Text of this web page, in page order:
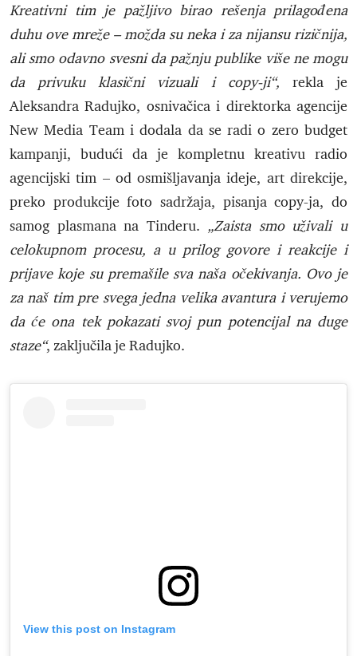
Kreativni tim je pažljivo birao rešenja prilagođena
duhu ove mreže – možda su neka i za nijansu rizičnija,
ali smo odavno svesni da pažnju publike više ne mogu
da privuku klasični vizuali i copy-ji“, rekla je
Aleksandra Radujko, osnivačica i direktorka agencije
New Media Team i dodala da se radi o zero budget
kampanji, budući da je kompletnu kreativu radio
agencijski tim – od osmišljavanja ideje, art direkcije,
preko produkcije foto sadržaja, pisanja copy-ja, do
samog plasmana na Tinderu. „Zaista smo uživali u
celokupnom procesu, a u prilog govore i reakcije i
prijave koje su premašile sva naša očekivanja. Ovo je
za naš tim pre svega jedna velika avantura i verujemo
da će ona tek pokazati svoj pun potencijal na duge
staze“, zaključila je Radujko.
View this post on Instagram